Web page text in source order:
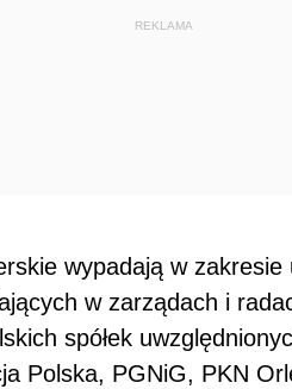
REKLAMA
wypadają w
w zarządach i
spółek
Polska, PGNiG, PKN